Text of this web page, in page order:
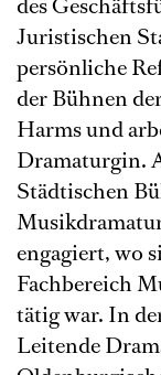
des
Juristischen
persönliche
der Bühnen
Harms und
Dramaturgin.
Städtischen
engagiert, wo
Fachbereich
tätig war. In
Leitende